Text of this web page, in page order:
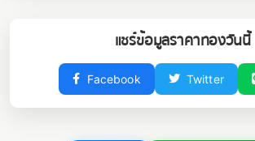
แชร์ข้อมูลราคาทองวันนี้
Facebook Twitter